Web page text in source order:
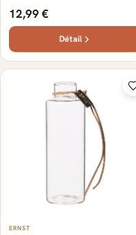
12,99 €
Détail
ERNST